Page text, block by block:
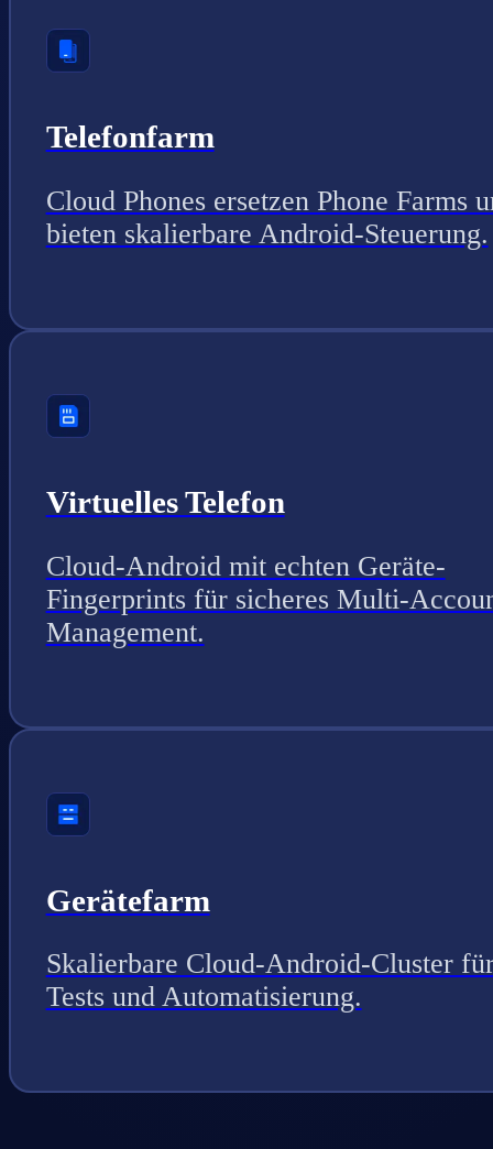
Telefonfarm
Cloud Phones ersetzen Phone Farms
bieten skalierbare Android-Steuerung.
Virtuelles Telefon
Cloud-Android mit echten Geräte-
Fingerprints für sicheres Multi-
Management.
Gerätefarm
Skalierbare Cloud-Android-Cluster
Tests und Automatisierung.